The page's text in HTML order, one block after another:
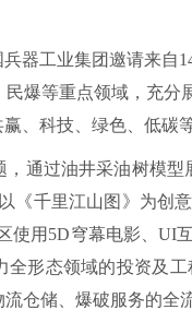
工业集团邀请来自
爆等重点领域，充分
、科技、绿色、低碳
过油井采油树模型
《千里江山图》为创
用5D穹幕电影、UI
全形态领域的投资及
仓储、爆破服务的全